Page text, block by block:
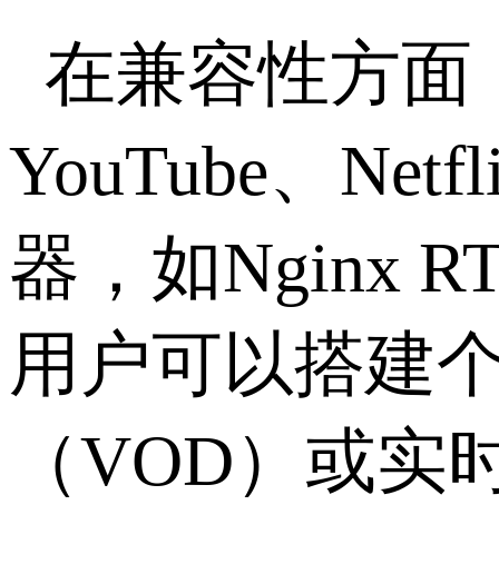
在兼容性方面
YouTube、
器，如Nginx
用户可以搭建
（VOD）或实